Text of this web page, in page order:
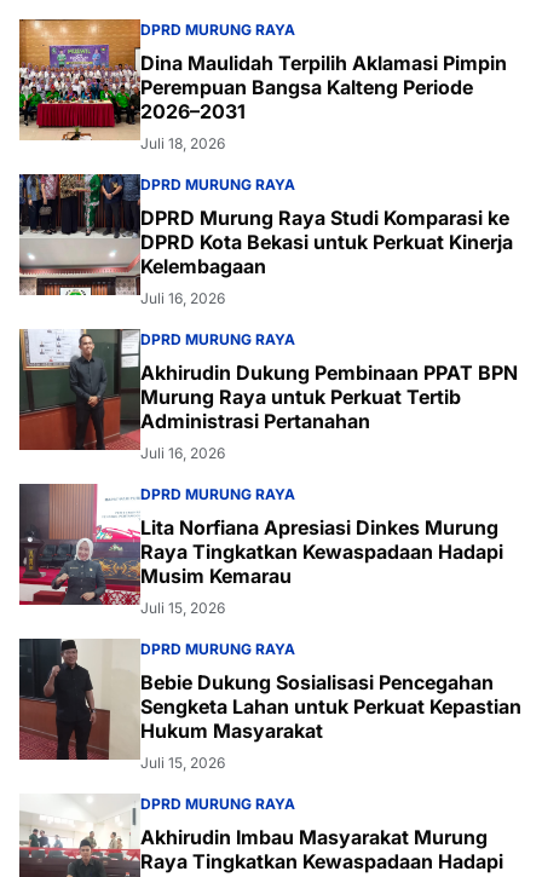
DPRD MURUNG RAYA
Dina Maulidah Terpilih Aklamasi Pimpin
Perempuan Bangsa Kalteng Periode
2026–2031
Juli 18, 2026
DPRD MURUNG RAYA
DPRD Murung Raya Studi Komparasi ke
DPRD Kota Bekasi untuk Perkuat Kinerja
Kelembagaan
Juli 16, 2026
DPRD MURUNG RAYA
Akhirudin Dukung Pembinaan PPAT BPN
Murung Raya untuk Perkuat Tertib
Administrasi Pertanahan
Juli 16, 2026
DPRD MURUNG RAYA
Lita Norfiana Apresiasi Dinkes Murung
Raya Tingkatkan Kewaspadaan Hadapi
Musim Kemarau
Juli 15, 2026
DPRD MURUNG RAYA
Bebie Dukung Sosialisasi Pencegahan
Sengketa Lahan untuk Perkuat Kepastian
Hukum Masyarakat
Juli 15, 2026
DPRD MURUNG RAYA
Akhirudin Imbau Masyarakat Murung
Raya Tingkatkan Kewaspadaan Hadapi